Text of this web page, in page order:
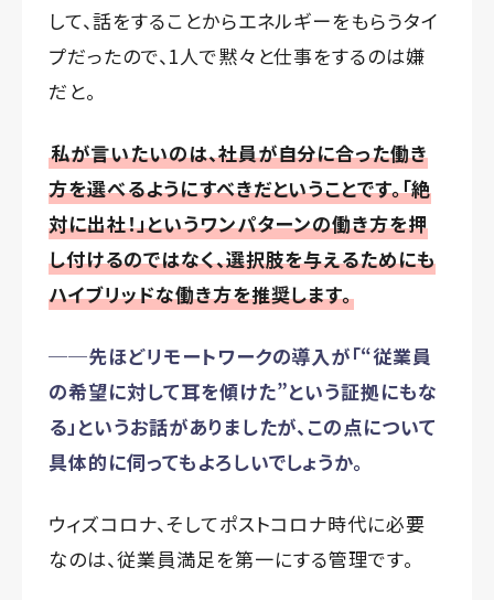
して、話をすることからエネルギーをもらうタイ
プだったので、1人で黙々と仕事をするのは嫌
だと。
私が言いたいのは、社員が自分に合った働き
方を選べるようにすべきだということです。「絶
対に出社！」というワンパターンの働き方を押
し付けるのではなく、選択肢を与えるためにも
ハイブリッドな働き方を推奨します。
──先ほどリモートワークの導入が「“従業員
の希望に対して耳を傾けた”という証拠にもな
る」というお話がありましたが、この点について
具体的に伺ってもよろしいでしょうか。
ウィズコロナ、そしてポストコロナ時代に必要
なのは、従業員満足を第一にする管理です。